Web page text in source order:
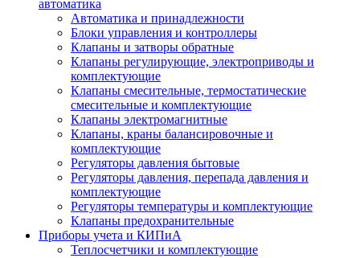
автоматика
Автоматика и принадлежности
Блоки управления и контроллеры
Клапаны и затворы обратные
Клапаны регулирующие, электроприводы и
комплектующие
Клапаны смесительные, термостатические
смесительные и комплектующие
Клапаны электромагнитные
Клапаны, краны балансировочные и
комплектующие
Регуляторы давления бытовые
Регуляторы давления, перепада давления и
комплектующие
Регуляторы температуры и комплектующие
Клапаны предохранительные
Приборы учета и КИПиА
Теплосчетчики и комплектующие